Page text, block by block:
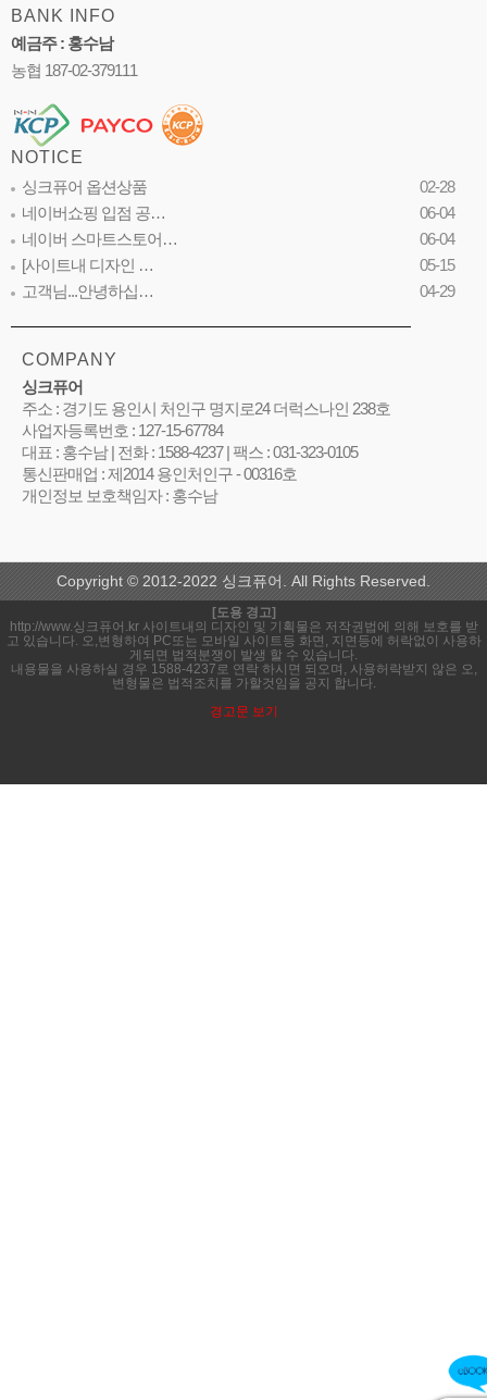
BANK INFO
예금주 : 홍수남
농협 187-02-379111
NOTICE
싱크퓨어 옵션상품
02-28
네이버쇼핑 입점 공…
06-04
네이버 스마트스토어…
06-04
[사이트내 디자인 …
05-15
고객님...안녕하십…
04-29
COMPANY
싱크퓨어
주소 : 경기도 용인시 처인구 명지로24 더럭스나인 238호
사업자등록번호 : 127-15-67784
대표 : 홍수남 | 전화 : 1588-4237 | 팩스 : 031-323-0105
통신판매업 : 제2014 용인처인구 - 00316호
개인정보 보호책임자 : 홍수남
Copyright © 2012-2022 싱크퓨어. All Rights Reserved.
[도용 경고]
http://www.싱크퓨어.kr 사이트내의 디자인 및 기획물은 저작권법에 의해 보호를 받
고 있습니다. 오,변형하여 PC또는 모바일 사이트등 화면, 지면등에 허락없이 사용하
게되면 법적분쟁이 발생 할 수 있습니다.
내용물을 사용하실 경우 1588-4237로 연락 하시면 되오며, 사용허락받지 않은 오,
변형물은 법적조치를 가할것임을 공지 합니다.
경고문 보기